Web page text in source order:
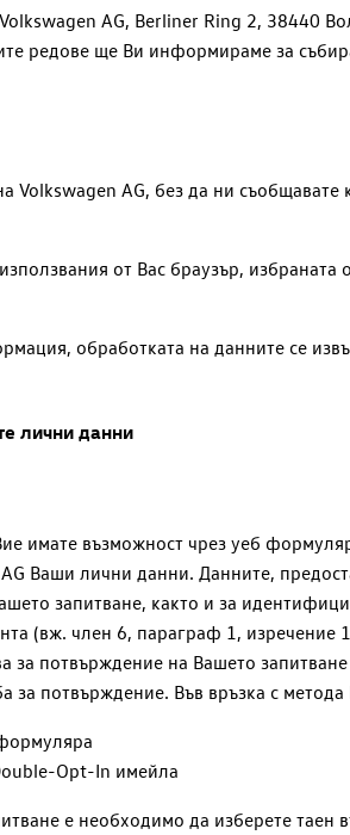
Volkswagen AG, Berliner Ring 2, 38440
редове ще Ви информираме за
Volkswagen AG, без да ни съобщавате
от Вас браузър,
обработката на данните се
лични данни
имате възможност чрез уеб
Ваши лични данни. Данните,
запитване, както и за
(вж. член 6, параграф 1, изречение
за потвърждение на Вашето
потвърждение. Във връзка с
Opt-In имейла
е необходимо да изберете